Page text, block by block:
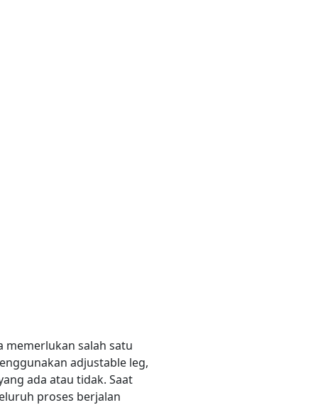
memerlukan salah satu
adjustable leg,
ada atau tidak. Saat
proses berjalan